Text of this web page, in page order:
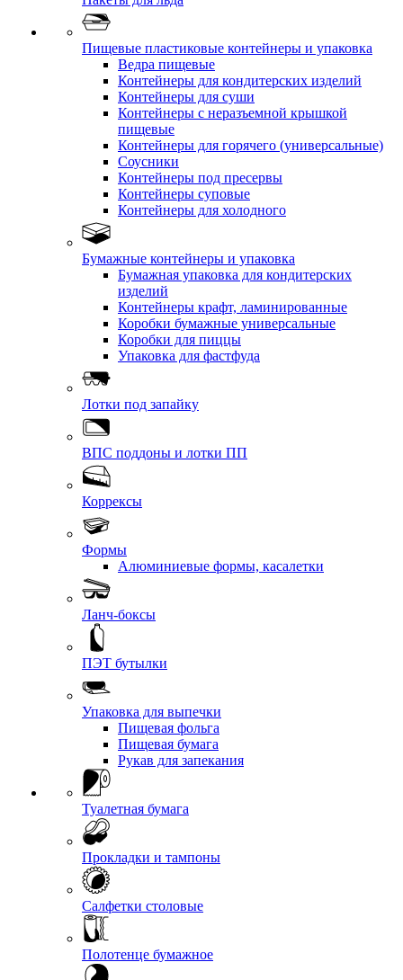
Пищевые пластиковые контейнеры и упаковка
Ведра пищевые
Контейнеры для кондитерских изделий
Контейнеры для суши
Контейнеры с неразъемной крышкой
пищевые
Контейнеры для горячего (универсальные)
Соусники
Контейнеры под пресервы
Контейнеры суповые
Контейнеры для холодного
Бумажные контейнеры и упаковка
Бумажная упаковка для кондитерских
изделий
Контейнеры крафт, ламинированные
Коробки бумажные универсальные
Коробки для пиццы
Упаковка для фастфуда
Лотки под запайку
ВПС поддоны и лотки ПП
Коррексы
Формы
Алюминиевые формы, касалетки
Ланч-боксы
ПЭТ бутылки
Упаковка для выпечки
Пищевая фольга
Пищевая бумага
Рукав для запекания
Туалетная бумага
Прокладки и тампоны
Салфетки столовые
Полотенце бумажное